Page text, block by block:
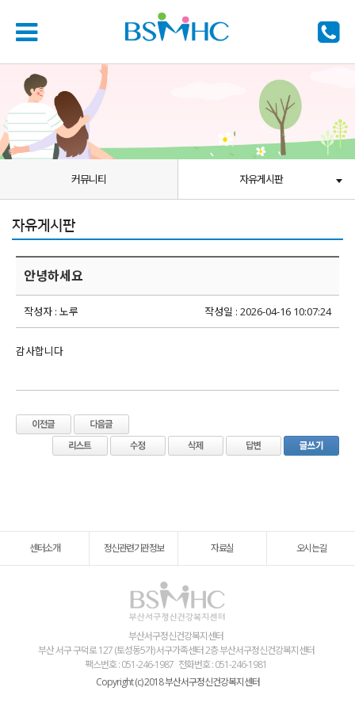
커뮤니티 자유게시판
자유게시판
안녕하세요
작성자 : 노루 작성일 : 2026-04-16 10:07:24
감사합니다
센터소개 정신관련기관정보 자료실 오시는길
부산서구정신건강복지센터
부산 서구 구덕로 127 (토성동5가) 서구가족센터 2층 부산서구정신건강복지센터
팩스번호 : 051-246-1987 전화번호 : 051-246-1981
Copyright (c) 2018 부산서구정신건강복지센터